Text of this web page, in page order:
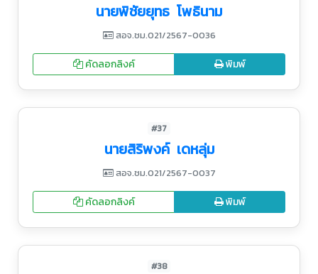
นายพิชัยยุทธ โพธินาม
สอจ.ชม.021/2567-0036
คัดลอกลิงค์ พิมพ์
#37
นายสิริพงค์ เดหลุ่ม
สอจ.ชม.021/2567-0037
คัดลอกลิงค์ พิมพ์
#38